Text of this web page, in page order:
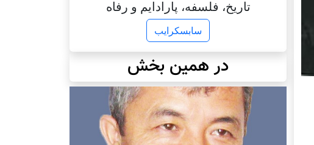
تاریخ، فلسفه، پارادایم و رفاه
سابسکرایب
در همین بخش